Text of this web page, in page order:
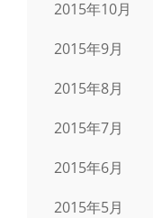
2015年10月
2015年9月
2015年8月
2015年7月
2015年6月
2015年5月